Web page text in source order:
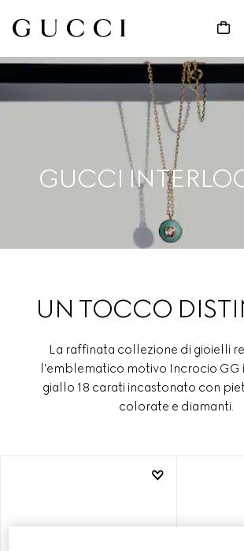
GUCCI
UN TOCCO
La raffinata collezione di gioielli
l'emblematico motivo Incrocio GG
giallo 18 carati incastonato con
colorate e diamanti.